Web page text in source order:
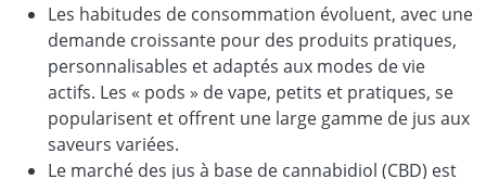
Les habitudes de consommation évoluent, avec une
demande croissante pour des produits pratiques,
personnalisables et adaptés aux modes de vie
actifs. Les « pods » de vape, petits et pratiques, se
popularisent et offrent une large gamme de jus aux
saveurs variées.
Le marché des jus à base de cannabidiol (CBD) est